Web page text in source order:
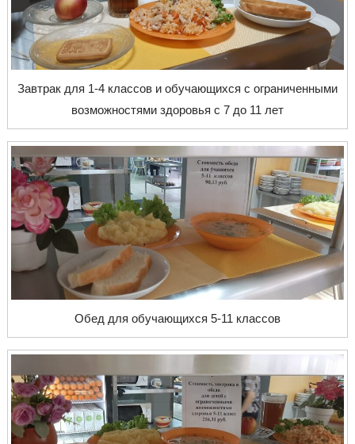
Завтрак для 1-4 классов и обучающихся с ограниченными
возможностями здоровья с 7 до 11 лет
Обед для обучающихся 5-11 классов